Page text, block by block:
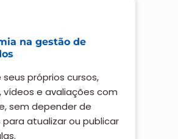
na gestão de
seus próprios cursos,
vídeos e avaliações com
sem depender de
atualizar ou publicar